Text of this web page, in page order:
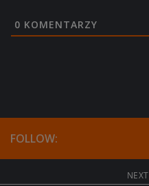
0 KOMENTARZY
FOLLOW: